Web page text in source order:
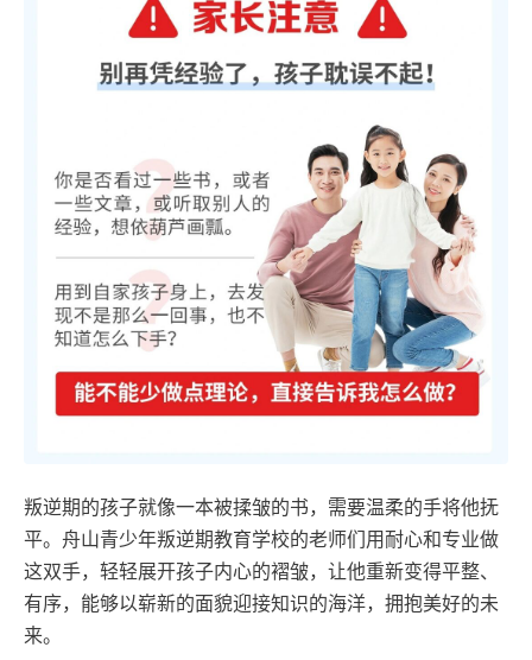
叛逆期的孩子就像一本被揉皱的书，需要温柔的手将他抚
平。舟山青少年叛逆期教育学校的老师们用耐心和专业做
这双手，轻轻展开孩子内心的褶皱，让他重新变得平整、
有序，能够以崭新的面貌迎接知识的海洋，拥抱美好的未
来。